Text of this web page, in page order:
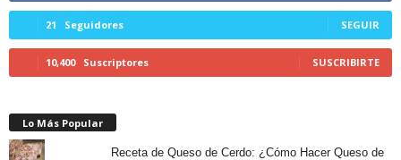
21 Seguidores SEGUIR
10,400 Suscriptores SUSCRIBIRTE
Lo Más Popular
Receta de Queso de Cerdo: ¿Cómo Hacer Queso de